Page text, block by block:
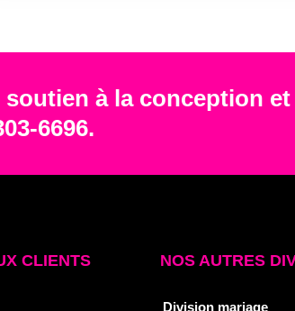
à la conception et
6696.
CLIENTS NOS AUTRES
Division mariage